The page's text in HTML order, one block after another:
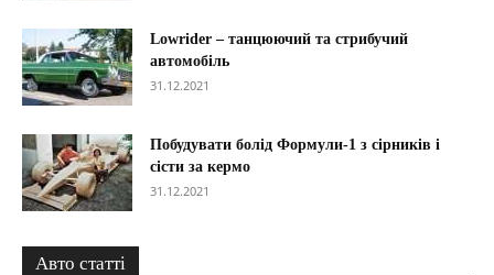
Lowrider – танцюючий та стрибучий
автомобіль
31.12.2021
Побудувати болід Формули-1 з сірників і
сісти за кермо
31.12.2021
Авто статті